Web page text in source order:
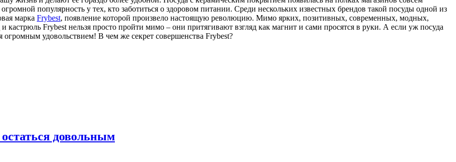
популярность у тех, кто заботиться о здоровом питании. Среди нескольких известных брендов такой посуды одной из
марка Frybest, появление которой произвело настоящую революцию. Мимо ярких, позитивных, современных, модных,
кастрюль Frybest нельзя просто пройти мимо – они притягивают взгляд как магнит и сами просятся в руки. А если уж посуда
удовольствием! В чем же секрет совершенства Frybest?
довольным